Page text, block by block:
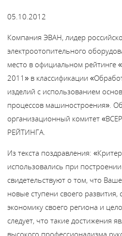
Найти магазин
Найти
монтажника
05.10.2012
Компания ЭВАН, лидер
электроотопительного
место в официальном рейтинге
2011» в классификации
изделий с использованием
процессов машиностроения».
организационный комитет
РЕЙТИНГА.
Из текста поздравления:
использовались при
свидетельствуют о том, что
новые ступени своего
экономику своего региона и
следует, что такие достижения
высокого профессионализма